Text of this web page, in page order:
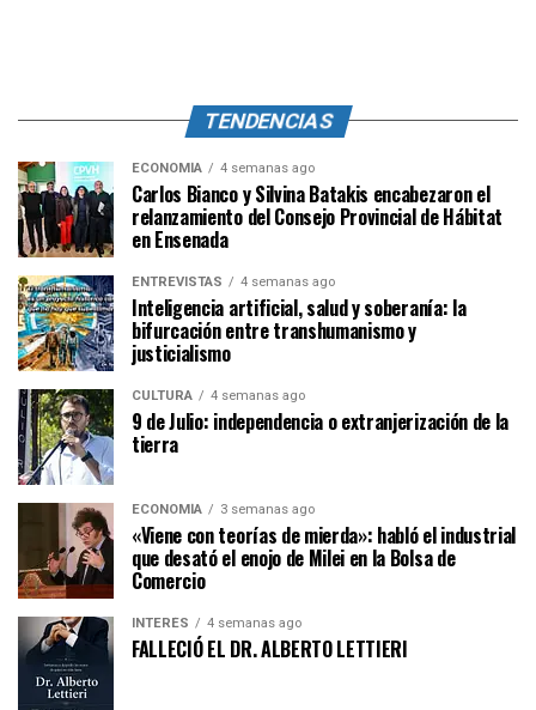
TENDENCIAS
ECONOMÍA 4 semanas ago
Carlos Bianco y Silvina Batakis encabezaron el
relanzamiento del Consejo Provincial de Hábitat
en Ensenada
ENTREVISTAS 4 semanas ago
Inteligencia artificial, salud y soberanía: la
bifurcación entre transhumanismo y
justicialismo
CULTURA 4 semanas ago
9 de Julio: independencia o extranjerización de la
tierra
ECONOMÍA 3 semanas ago
«Viene con teorías de mierda»: habló el industrial
que desató el enojo de Milei en la Bolsa de
Comercio
INTERÉS 4 semanas ago
FALLECIÓ EL DR. ALBERTO LETTIERI